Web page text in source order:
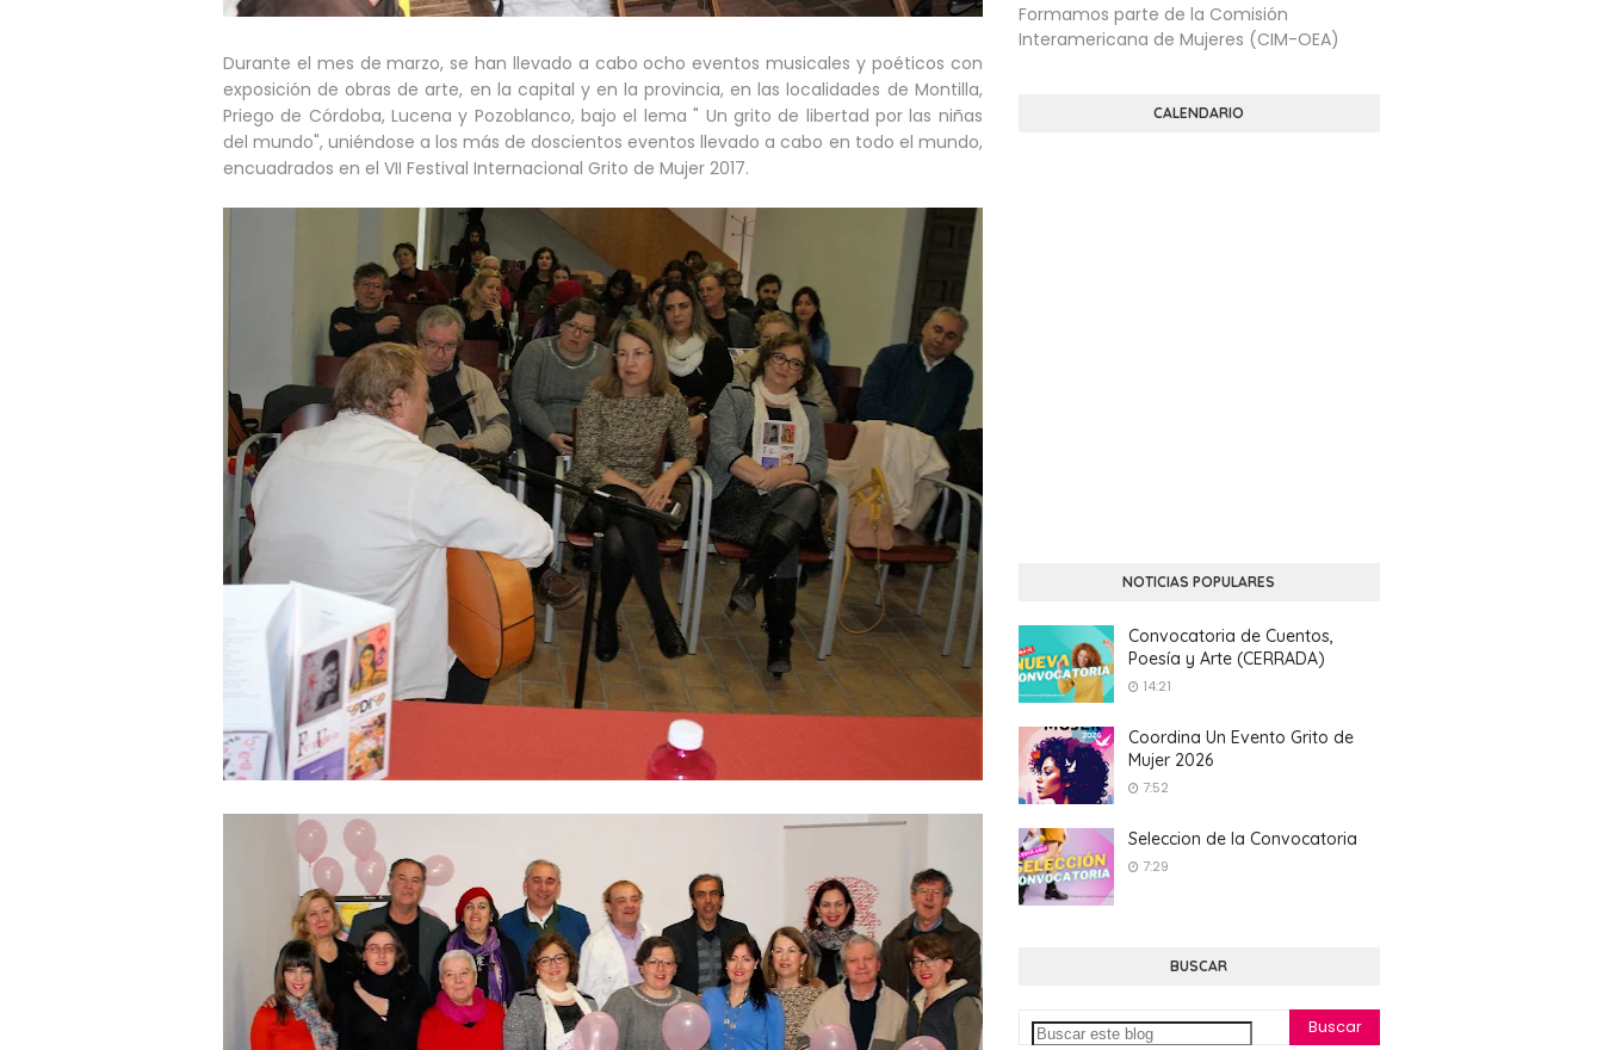
Durante el mes de marzo, se han llevado a cabo ocho eventos musicales y poéticos con
exposición de obras de arte, en la capital y en la provincia, en las localidades de Montilla,
Priego de Córdoba, Lucena y Pozoblanco, bajo el lema " Un grito de libertad por las niñas
del mundo", uniéndose a los más de doscientos eventos llevado a cabo en todo el mundo,
encuadrados en el VII Festival Internacional Grito de Mujer 2017.
Formamos parte de la Comisión
Interamericana de Mujeres (CIM-OEA)
CALENDARIO
NOTICIAS POPULARES
Convocatoria de Cuentos,
Poesía y Arte (CERRADA)
14:21
Coordina Un Evento Grito de
Mujer 2026
7:52
Seleccion de la Convocatoria
7:29
BUSCAR